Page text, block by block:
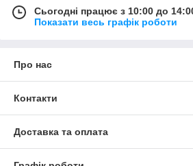
Сьогодні працює з 10:00 до
Показати весь графік роботи
Про нас
Контакти
Доставка та оплата